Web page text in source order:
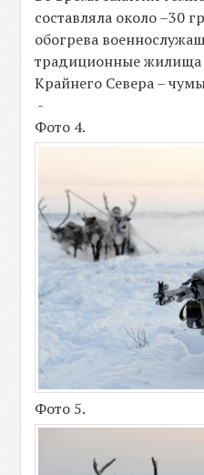
составляла около –30
обогрева
традиционные жилища
Крайнего Севера –
-
Фото 4.
Фото 5.